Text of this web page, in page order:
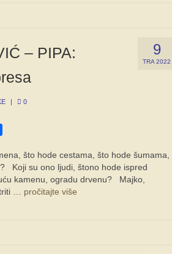
9
TRA 2022
– PIPA:
0
što hode cestama, što hode šumama,
Koji su ono ljudi, štono hode ispred
kamenu, ogradu drvenu? Majko,
… pročitajte više